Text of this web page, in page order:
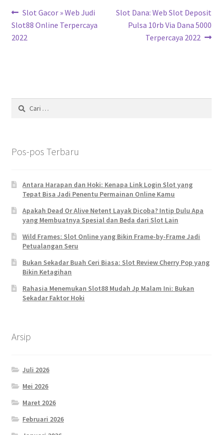
Navigasi
pos
Previous
post:
Slot Gacor » Web Judi
Slot88 Online Terpercaya
2022
Next
post:
Slot Dana: Web Slot Deposit
Pulsa 10rb Via Dana 5000
Terpercaya 2022
Cari
untuk:
Pos-pos Terbaru
Antara Harapan dan Hoki: Kenapa Link Login Slot yang
Tepat Bisa Jadi Penentu Permainan Online Kamu
Apakah Dead Or Alive Netent Layak Dicoba? Intip Dulu Apa
yang Membuatnya Spesial dan Beda dari Slot Lain
Wild Frames: Slot Online yang Bikin Frame-by-Frame Jadi
Petualangan Seru
Bukan Sekadar Buah Ceri Biasa: Slot Review Cherry Pop yang
Bikin Ketagihan
Rahasia Menemukan Slot88 Mudah Jp Malam Ini: Bukan
Sekadar Faktor Hoki
Arsip
Juli 2026
Mei 2026
Maret 2026
Februari 2026